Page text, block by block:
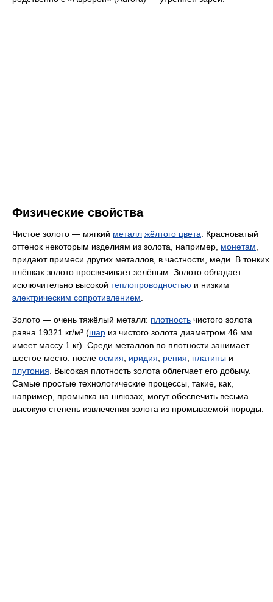
Физические свойства
Чистое золото — мягкий металл жёлтого цвета. Красноватый
оттенок некоторым изделиям из золота, например, монетам,
придают примеси других металлов, в частности, меди. В тонких
плёнках золото просвечивает зелёным. Золото обладает
исключительно высокой теплопроводностью и низким
электрическим сопротивлением.
Золото — очень тяжёлый металл: плотность чистого золота
равна 19321 кг/м³ (шар из чистого золота диаметром 46 мм
имеет массу 1 кг). Среди металлов по плотности занимает
шестое место: после осмия, иридия, рения, платины и
плутония. Высокая плотность золота облегчает его добычу.
Самые простые технологические процессы, такие, как,
например, промывка на шлюзах, могут обеспечить весьма
высокую степень извлечения золота из промываемой породы.